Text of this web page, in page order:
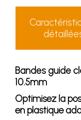
Bandes guide
10.5mm
Optimisez la
en plastique